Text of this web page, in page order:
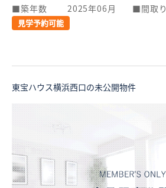
築年数
2025年06月 間取り
見学予約可能
東宝ハウス横浜西口の未公開物件